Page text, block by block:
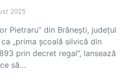
2025
Pietraru” din Brănești, județul
„prima școală silvică din
prin decret regal”, lansează
să…